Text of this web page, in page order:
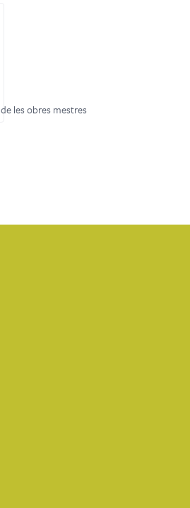
les obres mestres